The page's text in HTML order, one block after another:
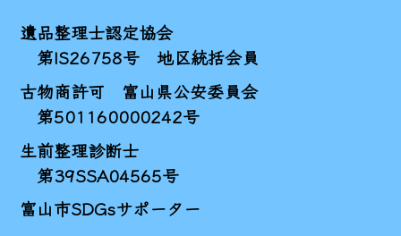
遺品整理士認定協会
第IS26758号 地区統括会員
古物商許可 富山県公安委員会
第501160000242号
生前整理診断士
第39SSA04565号
富山市SDGsサポーター